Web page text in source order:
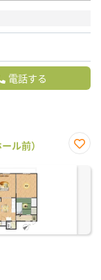
電話する
ル前）
に入